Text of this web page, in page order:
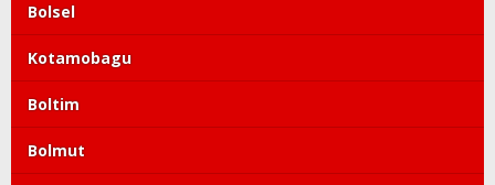
Bolsel
Kotamobagu
Boltim
Bolmut